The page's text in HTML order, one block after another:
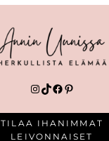
Instagram
TikTok
Facebook
Pinterest
TILAA IHANIMMAT
LEIVONNAISET